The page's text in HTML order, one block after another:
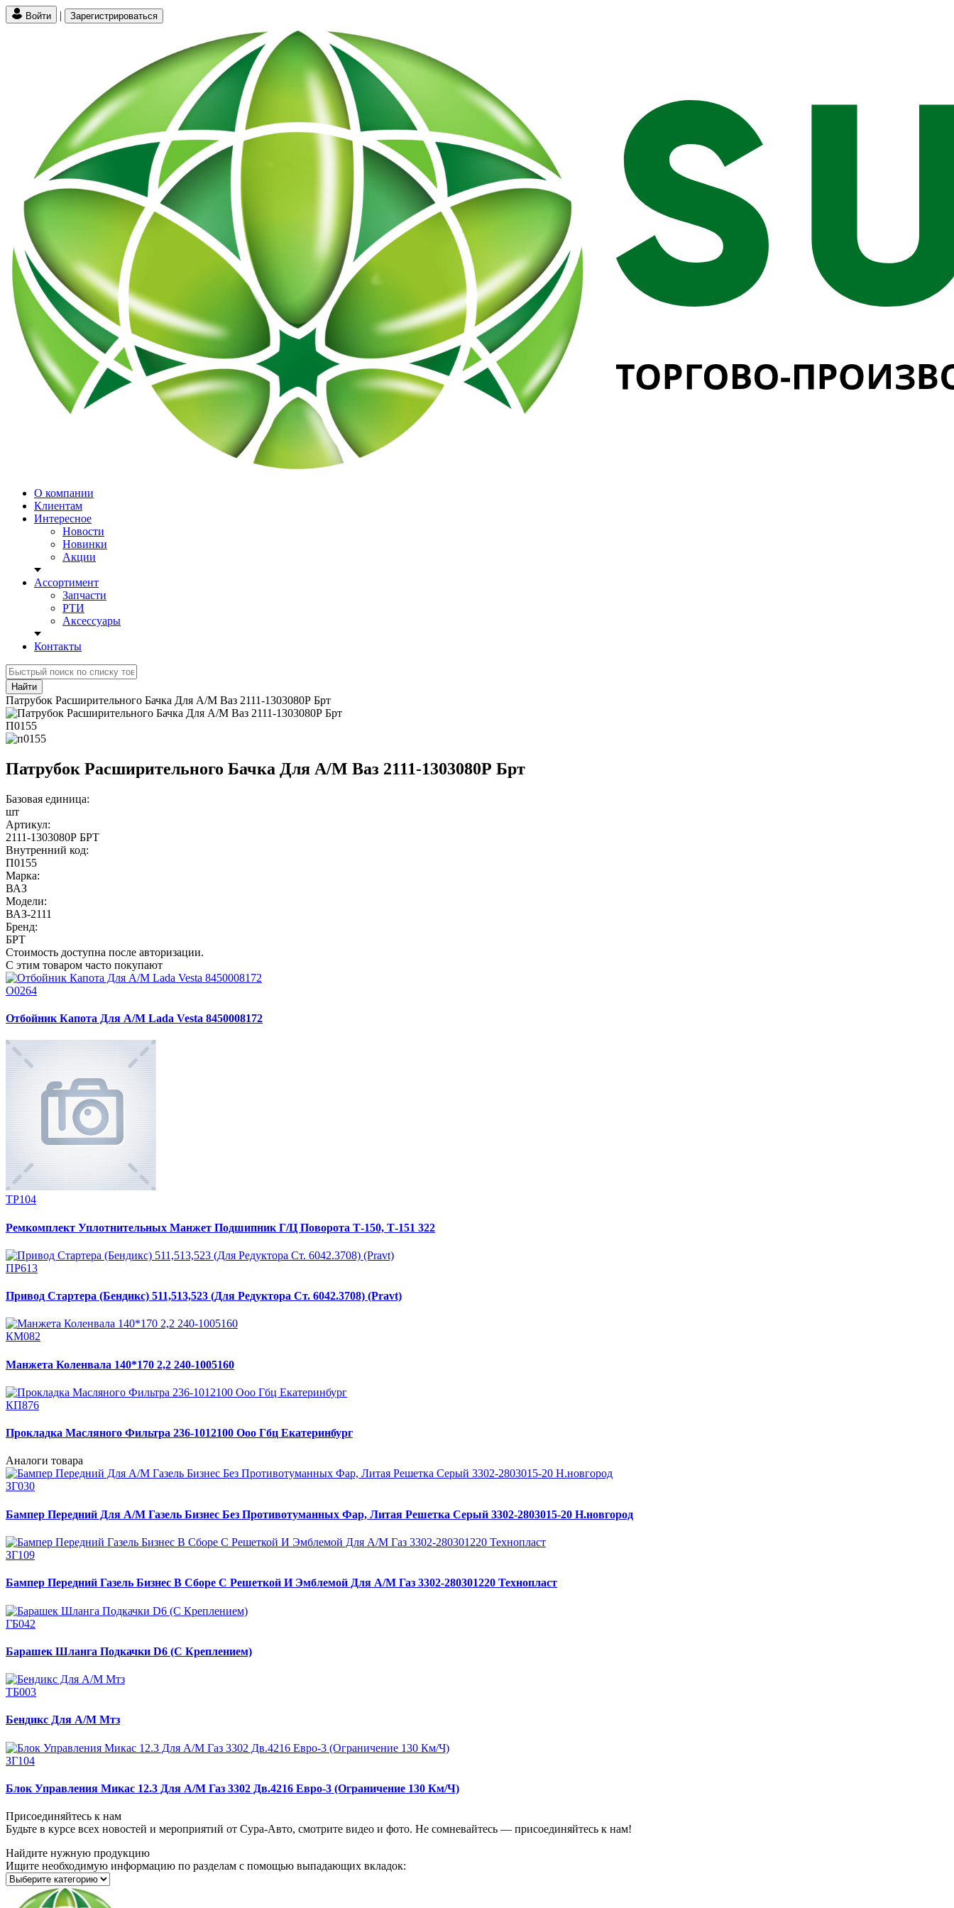
Войти | Зарегистрироваться
О компании
Клиентам
Интересное
Новости
Новинки
Акции
Ассортимент
Запчасти
РТИ
Аксессуары
Контакты
Найти
Патрубок Расширительного Бачка Для А/М Ваз 2111-1303080Р Брт
П0155
Патрубок Расширительного Бачка Для А/М Ваз 2111-1303080Р Брт
Базовая единица:
шт
Артикул:
2111-1303080Р БРТ
Внутренний код:
П0155
Марка:
ВАЗ
Модели:
ВАЗ-2111
Бренд:
БРТ
Стоимость доступна после авторизации.
С этим товаром часто покупают
О0264
Отбойник Капота Для А/М Lada Vesta 8450008172
ТР104
Ремкомплект Уплотнительных Манжет Подшипник Г/Ц Поворота Т-150, Т-151 322
ПР613
Привод Стартера (Бендикс) 511,513,523 (Для Редуктора Ст. 6042.3708) (Pravt)
КМ082
Манжета Коленвала 140*170 2,2 240-1005160
КП876
Прокладка Масляного Фильтра 236-1012100 Ооо Гбц Екатеринбург
Аналоги товара
ЗГ030
Бампер Передний Для А/М Газель Бизнес Без Противотуманных Фар, Литая Решетка Серый 3302-2803015-20 Н.новгород
ЗГ109
Бампер Передний Газель Бизнес В Сборе С Решеткой И Эмблемой Для А/М Газ 3302-280301220 Технопласт
ГБ042
Барашек Шланга Подкачки D6 (С Креплением)
ТБ003
Бендикс Для А/М Мтз
ЗГ104
Блок Управления Микас 12.3 Для А/М Газ 3302 Дв.4216 Евро-3 (Ограничение 130 Км/Ч)
Присоединяйтесь к нам
Будьте в курсе всех новостей и мероприятий от Сура-Авто, смотрите видео и фото. Не сомневайтесь — присоединяйтесь к нам!
Найдите нужную продукцию
Ищите необходимую информацию по разделам с помощью выпадающих вкладок: